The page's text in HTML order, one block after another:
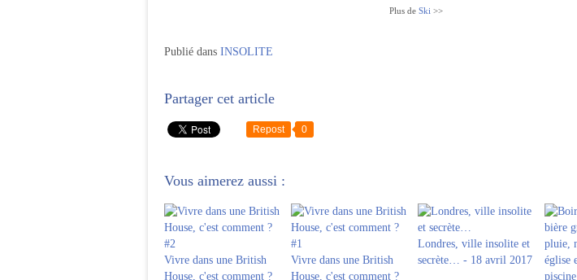
Plus de Ski >>
Publié dans INSOLITE
Partager cet article
Repost 0
Vous aimerez aussi :
Vivre dans une British
House, c'est comment ?
Vivre dans une British
House, c'est comment ?
Londres, ville insolite et
secrète… - 18 avril 2017